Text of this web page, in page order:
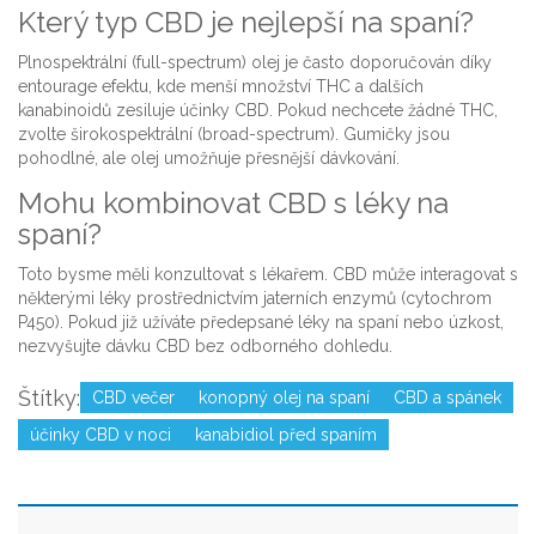
Který typ CBD je nejlepší na spaní?
Plnospektrální (full-spectrum) olej je často doporučován díky
entourage efektu, kde menší množství THC a dalších
kanabinoidů zesiluje účinky CBD. Pokud nechcete žádné THC,
zvolte širokospektrální (broad-spectrum). Gumičky jsou
pohodlné, ale olej umožňuje přesnější dávkování.
Mohu kombinovat CBD s léky na
spaní?
Toto bysme měli konzultovat s lékařem. CBD může interagovat s
některými léky prostřednictvím jaterních enzymů (cytochrom
P450). Pokud již užíváte předepsané léky na spaní nebo úzkost,
nezvyšujte dávku CBD bez odborného dohledu.
Štítky: CBD večer konopný olej na spaní
CBD a spánek
účinky CBD v noci
kanabidiol před spaním